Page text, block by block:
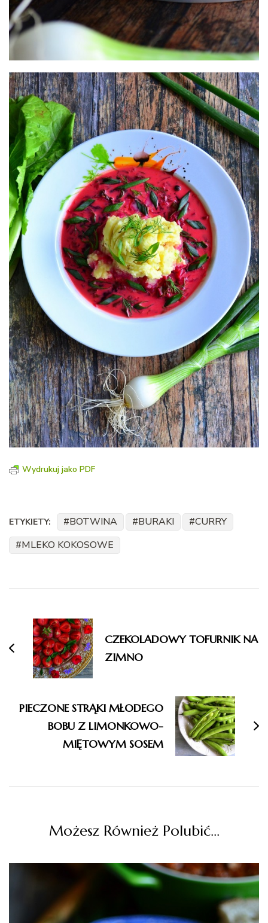
Wydrukuj jako PDF
ETYKIETY: BOTWINA BURAKI
CURRY
MLEKO KOKOSOWE
wpisu
CZEKOLADOWY TOFURNIK NA
ZIMNO
PIECZONE STRĄKI MŁODEGO
BOBU Z LIMONKOWO-
MIĘTOWYM SOSEM
Możesz Również Polubić…